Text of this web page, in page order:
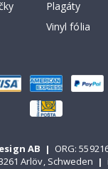
Plagáty
Vinyl fólia
AB | ORG:
Arlöv, Schweden |